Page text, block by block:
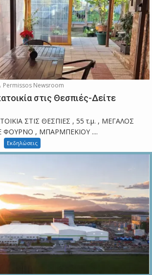
Permissos Newsroom
στις Θεσπιές-Δείτε
ΣΤΙΣ ΘΕΣΠΙΕΣ , 55 τ.μ. , ΜΕΓΑΛΟΣ
ΦΟΥΡΝΟ , ΜΠΑΡΜΠΕΚΙΟΥ ....
Εκδηλώσεις